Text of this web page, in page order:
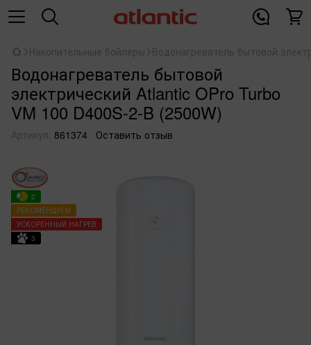
Накопительные бойлеры Водонагреватель бытовой
Водонагреватель бытовой
электрический Atlantic OPro Turbo
VM 100 D400S-2-B (2500W)
Артикул: 861374 Оставить отзыв
2
РЕКОМЕНДУЕМ
УСКОРЕННЫЙ НАГРЕВ
3